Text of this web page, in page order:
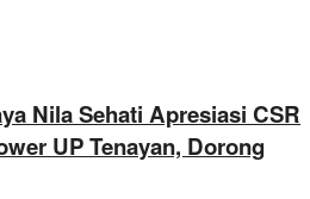
Nila Sehati Apresiasi CSR
UP Tenayan, Dorong